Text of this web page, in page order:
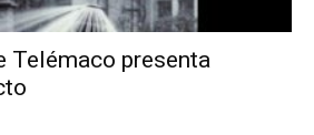
Telémaco presenta